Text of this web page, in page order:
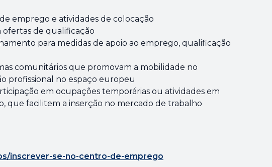
emprego e atividades de colocação
de qualificação
para medidas de apoio ao emprego, qualificação
comunitários que promovam a mobilidade no
profissional no espaço europeu
em ocupações temporárias ou atividades em
que facilitem a inserção no mercado de trabalho
inscrever-se-no-centro-de-emprego